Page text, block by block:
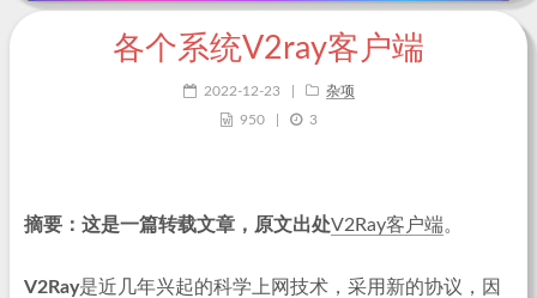
各个系统V2ray客户端
2022-12-23
杂项
950
3
摘要：这是一篇转载文章，原文出处V2Ray客户端。
V2Ray是近几年兴起的科学上网技术，采用新的协议，因